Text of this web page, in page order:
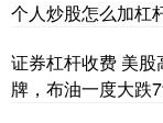
个人炒股怎么加杠
证券杠杆收费 美
牌，布油一度大跌